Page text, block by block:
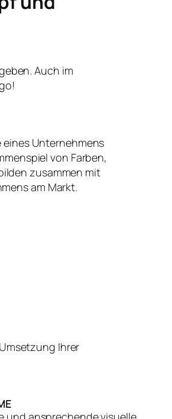
Auch im
Unternehmens
von Farben,
zusammen mit
am Markt.
Ihrer